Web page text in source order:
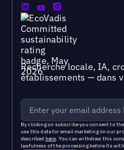
Recherche locale, IA,
établissements — dans
By clicking on subscribe you consent to the
use this data for email marketing on our
described here. You can withdraw this
lawfulness of the processing before its